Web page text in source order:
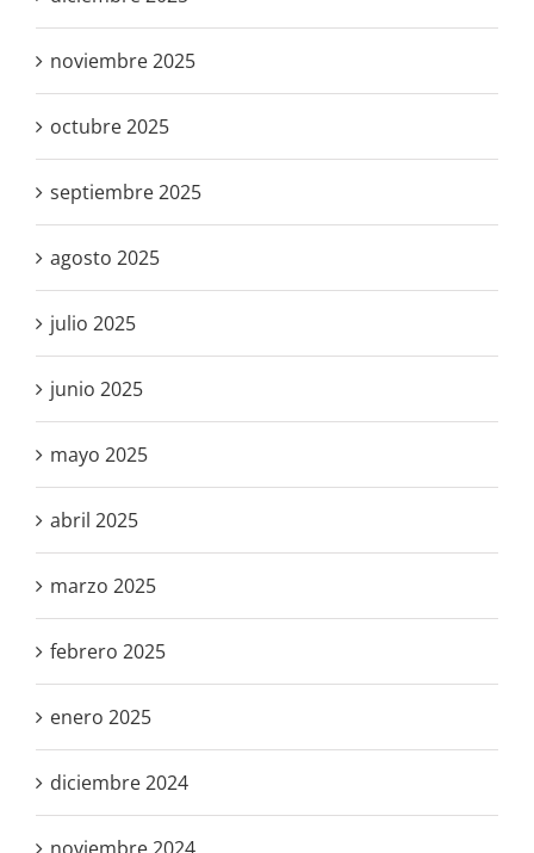
noviembre 2025
octubre 2025
septiembre 2025
agosto 2025
julio 2025
junio 2025
mayo 2025
abril 2025
marzo 2025
febrero 2025
enero 2025
diciembre 2024